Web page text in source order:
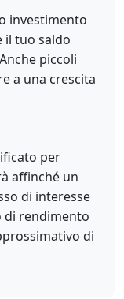
investimento
il tuo saldo
piccoli
a una crescita
per
affinché un
di interesse
di rendimento
di